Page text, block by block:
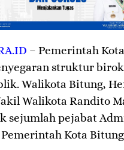
– Pemerintah
struktur
Walikota Bitung,
Walikota Randito
sejumlah pejabat
Kota Bitung